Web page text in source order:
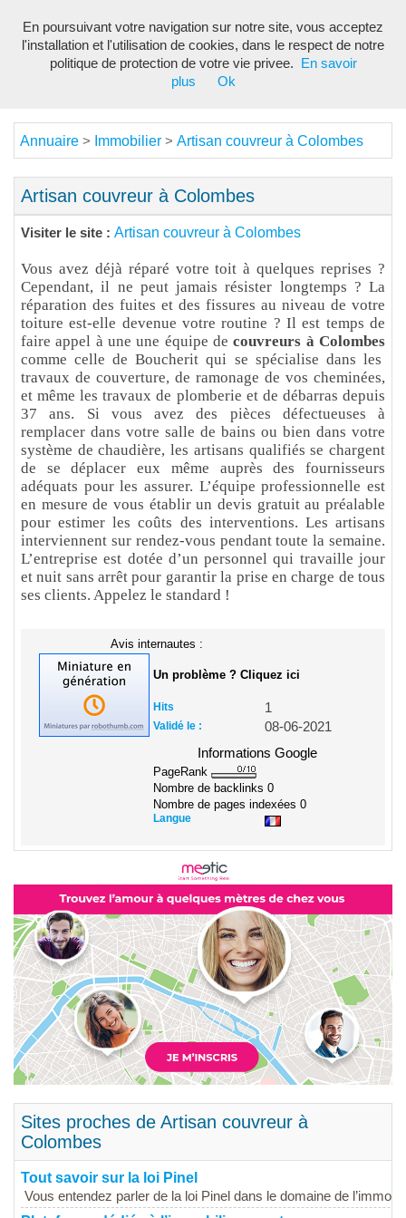
Annuaire > Immobilier > Artisan couvreur à Colombes
Artisan couvreur à Colombes
Visiter le site : Artisan couvreur à Colombes
Vous avez déjà réparé votre toit à quelques reprises ?
Cependant, il ne peut jamais résister longtemps ? La
réparation des fuites et des fissures au niveau de votre
toiture est-elle devenue votre routine ? Il est temps de
faire appel à une une équipe decouvreurs à Colombes
comme celle de Boucherit qui se spécialise dans les
travaux de couverture, de ramonage de vos cheminées,
et même les travaux de plomberie et de débarras depuis
37 ans. Si vous avez des pièces défectueuses à
remplacer dans votre salle de bains ou bien dans votre
système de chaudière, les artisans qualifiés se chargent
de se déplacer eux même auprès des fournisseurs
adéquats pour les assurer. L’équipe professionnelle est
en mesure de vous établir un devis gratuit au préalable
pour estimer les coûts des interventions. Les artisans
interviennent sur rendez-vous pendant toute la semaine.
L’entreprise est dotée d’un personnel qui travaille jour
et nuit sans arrêt pour garantir la prise en charge de tous
ses clients. Appelez le standard !
Avis internautes :
Un problème ? Cliquez ici
Hits 1
Validé le :
08-06-2021
Informations Google
PageRank
Nombre de backlinks 0
Nombre de pages indexées 0
Langue
Sites proches de Artisan couvreur à
Colombes
Tout savoir sur la loi Pinel
Vous entendez parler de la loi Pinel dans le domaine de
En poursuivant votre navigation sur notre site, vous acceptez
l'installation et l'utilisation de cookies, dans le respect de notre
politique de protection de votre vie privee.
En savoir
plus
Ok